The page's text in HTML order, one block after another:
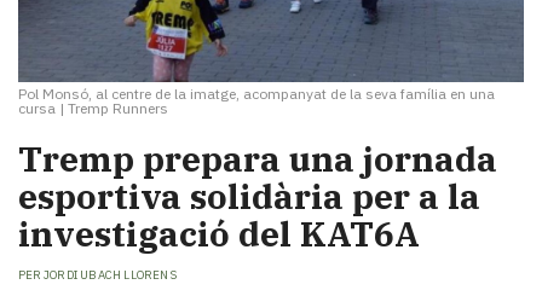
Pol Monsó, al centre de la imatge, acompanyat de la seva família en una
cursa | Tremp Runners
Tremp prepara una jornada
esportiva solidària per a la
investigació del KAT6A
PER JORDI UBACH LLORENS